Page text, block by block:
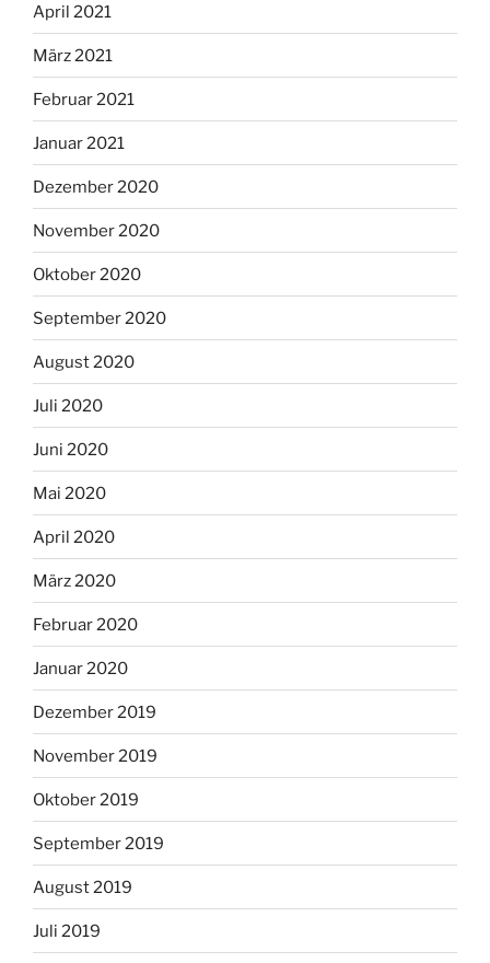
April 2021
März 2021
Februar 2021
Januar 2021
Dezember 2020
November 2020
Oktober 2020
September 2020
August 2020
Juli 2020
Juni 2020
Mai 2020
April 2020
März 2020
Februar 2020
Januar 2020
Dezember 2019
November 2019
Oktober 2019
September 2019
August 2019
Juli 2019